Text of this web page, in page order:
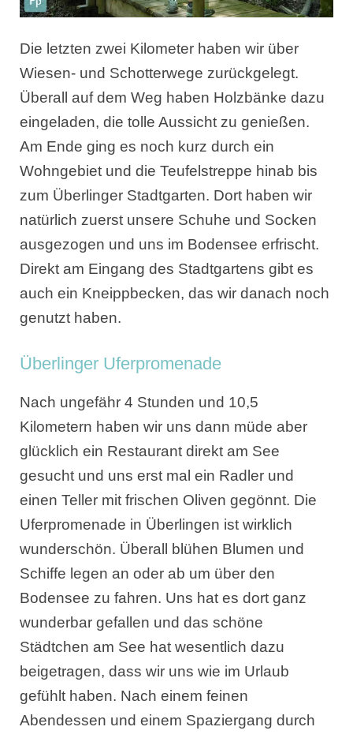
Die letzten zwei Kilometer haben wir über
Wiesen- und Schotterwege zurückgelegt.
Überall auf dem Weg haben Holzbänke dazu
eingeladen, die tolle Aussicht zu genießen.
Am Ende ging es noch kurz durch ein
Wohngebiet und die Teufelstreppe hinab bis
zum Überlinger Stadtgarten. Dort haben wir
natürlich zuerst unsere Schuhe und Socken
ausgezogen und uns im Bodensee erfrischt.
Direkt am Eingang des Stadtgartens gibt es
auch ein Kneippbecken, das wir danach noch
genutzt haben.
Überlinger Uferpromenade
Nach ungefähr 4 Stunden und 10,5
Kilometern haben wir uns dann müde aber
glücklich ein Restaurant direkt am See
gesucht und uns erst mal ein Radler und
einen Teller mit frischen Oliven gegönnt. Die
Uferpromenade in Überlingen ist wirklich
wunderschön. Überall blühen Blumen und
Schiffe legen an oder ab um über den
Bodensee zu fahren. Uns hat es dort ganz
wunderbar gefallen und das schöne
Städtchen am See hat wesentlich dazu
beigetragen, dass wir uns wie im Urlaub
gefühlt haben. Nach einem feinen
Abendessen und einem Spaziergang durch